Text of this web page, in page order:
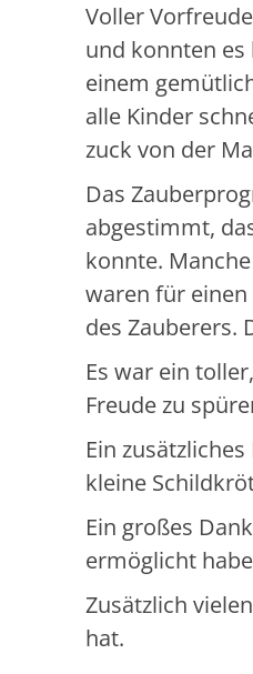
Voller
und konnten
einem
alle Kinder
zuck von der
Das
abgestimmt,
konnte.
waren für
des Zauberers.
Es war ein
Freude zu
Ein
kleine
Ein großes
ermöglicht
Zusätzlich
hat.